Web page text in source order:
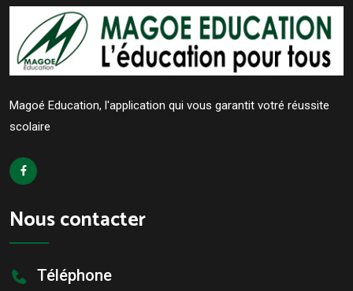
Magoé Education, l'application qui vous garantit votré réussite
scolaire
Nous contacter
Téléphone